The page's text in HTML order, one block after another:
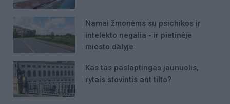
Namai žmonėms su psichikos ir
intelekto negalia - ir pietinėje
miesto dalyje
Kas tas paslaptingas jaunuolis,
rytais stovintis ant tilto?